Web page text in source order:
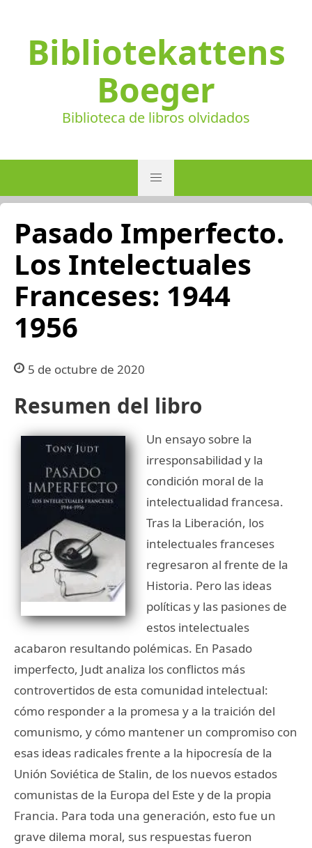
Bibliotekattens
Boeger
Biblioteca de libros olvidados
Pasado Imperfecto.
Los Intelectuales
Franceses: 1944
1956
5 de octubre de 2020
Resumen del libro
Un ensayo sobre la
irresponsabilidad y la
condición moral de la
intelectualidad francesa.
Tras la Liberación, los
intelectuales franceses
regresaron al frente de la
Historia. Pero las ideas
políticas y las pasiones de
estos intelectuales
acabaron resultando polémicas. En Pasado
imperfecto, Judt analiza los conflictos más
controvertidos de esta comunidad intelectual:
cómo responder a la promesa y a la traición del
comunismo, y cómo mantener un compromiso con
esas ideas radicales frente a la hipocresía de la
Unión Soviética de Stalin, de los nuevos estados
comunistas de la Europa del Este y de la propia
Francia. Para toda una generación, esto fue un
grave dilema moral, sus respuestas fueron